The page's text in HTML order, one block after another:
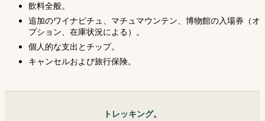
飲料全般。
追加のワイナピチュ、マチュマウンテン、博物館の入場券（オ
プション、在庫状況による）。
個人的な支出とチップ。
キャンセルおよび旅行保険。
トレッキング。